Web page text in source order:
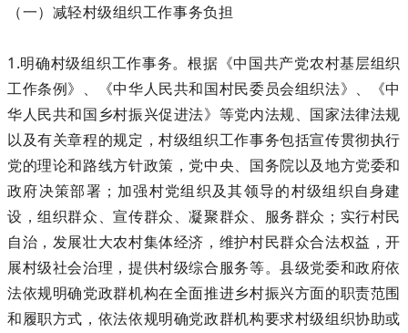
（一）减轻村级组织工作事务负担
1.明确村级组织工作事务。根据《中国共产党农村基层组织
工作条例》、《中华人民共和国村民委员会组织法》、《中
华人民共和国乡村振兴促进法》等党内法规、国家法律法规
以及有关章程的规定，村级组织工作事务包括宣传贯彻执行
党的理论和路线方针政策，党中央、国务院以及地方党委和
政府决策部署；加强村党组织及其领导的村级组织自身建
设，组织群众、宣传群众、凝聚群众、服务群众；实行村民
自治，发展壮大农村集体经济，维护村民群众合法权益，开
展村级社会治理，提供村级综合服务等。县级党委和政府依
法依规明确党政群机构在全面推进乡村振兴方面的职责范围
和履职方式，依法依规明确党政群机构要求村级组织协助或